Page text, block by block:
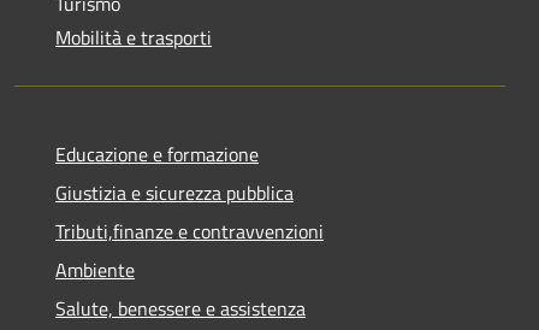
Mobilità e trasporti
Educazione e formazione
Giustizia e sicurezza pubblica
Tributi,finanze e contravvenzioni
Ambiente
Salute, benessere e assistenza